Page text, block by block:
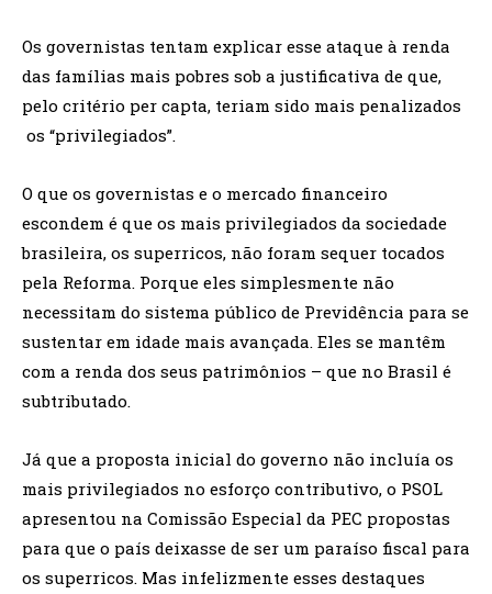
Os governistas tentam explicar esse ataque à renda
das famílias mais pobres sob a justificativa de que,
pelo critério per capta, teriam sido mais penalizados
os “privilegiados”.
O que os governistas e o mercado financeiro
escondem é que os mais privilegiados da sociedade
brasileira, os superricos, não foram sequer tocados
pela Reforma. Porque eles simplesmente não
necessitam do sistema público de Previdência para se
sustentar em idade mais avançada. Eles se mantêm
com a renda dos seus patrimônios – que no Brasil é
subtributado.
Já que a proposta inicial do governo não incluía os
mais privilegiados no esforço contributivo, o PSOL
apresentou na Comissão Especial da PEC propostas
para que o país deixasse de ser um paraíso fiscal para
os superricos. Mas infelizmente esses destaques